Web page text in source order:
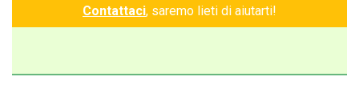
Contattaci, saremo lieti di aiutarti!